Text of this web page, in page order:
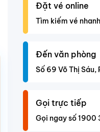
Đặt vé online
Tìm kiếm vé
Đến văn phòng
Số 69 Võ Thị Sáu,
Gọi trực tiếp
Gọi ngay số 1900